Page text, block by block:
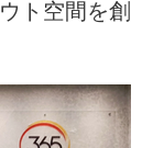
ト空間を創